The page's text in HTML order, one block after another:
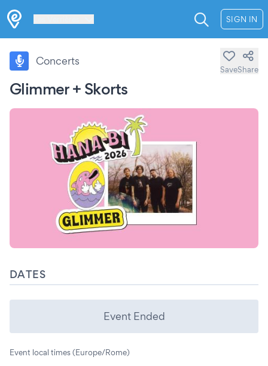
SIGN IN
Glimmer + Skorts
Concerts
SaveShare
DATES
Event Ended
Event local times (Europe/Rome)